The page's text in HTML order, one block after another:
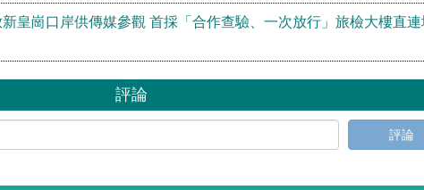
新皇崗口岸供傳媒參觀 首採「合作查驗、一次放行」旅檢大樓直連
評論
評論